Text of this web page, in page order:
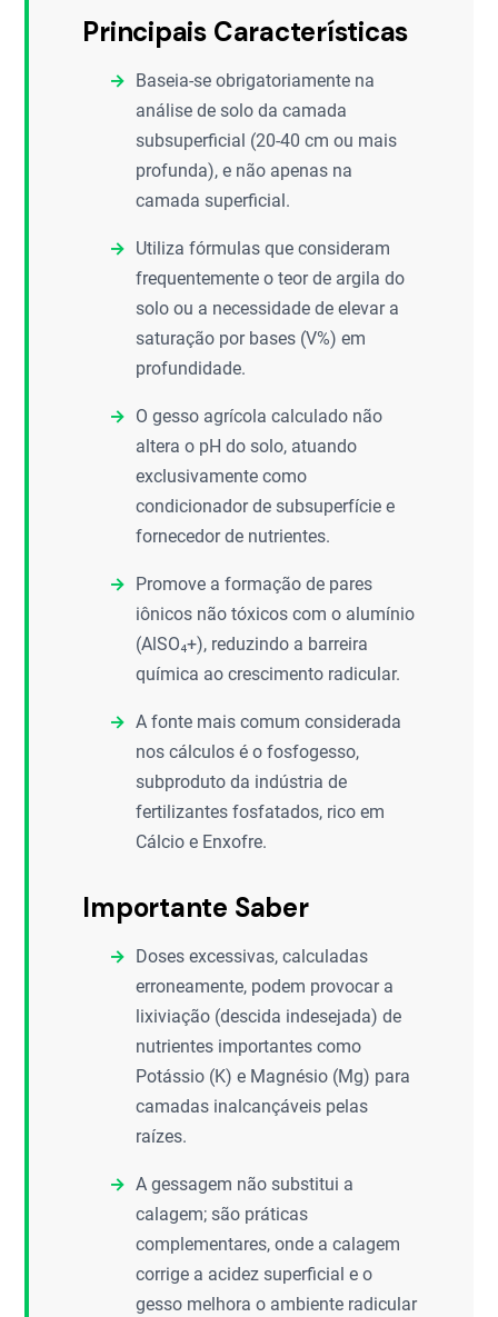
Principais Características
Baseia-se obrigatoriamente na
análise de solo da camada
subsuperficial (20-40 cm ou mais
profunda), e não apenas na
camada superficial.
Utiliza fórmulas que consideram
frequentemente o teor de argila do
solo ou a necessidade de elevar a
saturação por bases (V%) em
profundidade.
O gesso agrícola calculado não
altera o pH do solo, atuando
exclusivamente como
condicionador de subsuperfície e
fornecedor de nutrientes.
Promove a formação de pares
iônicos não tóxicos com o alumínio
(AlSO₄+), reduzindo a barreira
química ao crescimento radicular.
A fonte mais comum considerada
nos cálculos é o fosfogesso,
subproduto da indústria de
fertilizantes fosfatados, rico em
Cálcio e Enxofre.
Importante Saber
Doses excessivas, calculadas
erroneamente, podem provocar a
lixiviação (descida indesejada) de
nutrientes importantes como
Potássio (K) e Magnésio (Mg) para
camadas inalcançáveis pelas
raízes.
A gessagem não substitui a
calagem; são práticas
complementares, onde a calagem
corrige a acidez superficial e o
gesso melhora o ambiente radicular